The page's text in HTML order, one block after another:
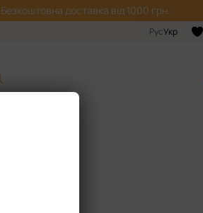
доставка від 1000 грн.
РусУкр